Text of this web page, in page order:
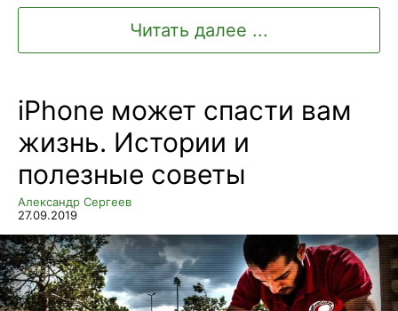
Читать далее ...
iPhone может спасти вам
жизнь. Истории и
полезные советы
Александр Сергеев
27.09.2019